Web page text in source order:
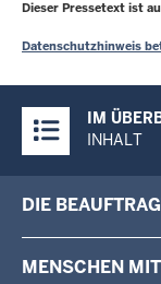
Dieser Pressetext ist
Datenschutzhinweis
Inhalte
IM
INHALT
in
der
Fußzeile
DIE
MENSCHEN